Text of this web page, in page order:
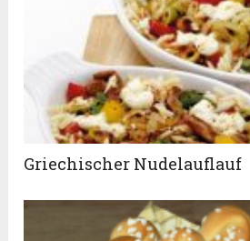
Griechischer Nudelauflauf